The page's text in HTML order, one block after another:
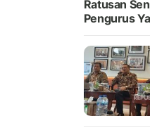
Ratusan
Pengurus